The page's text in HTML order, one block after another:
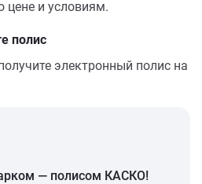
цене и условиям.
полис
электронный полис на
— полисом КАСКО!